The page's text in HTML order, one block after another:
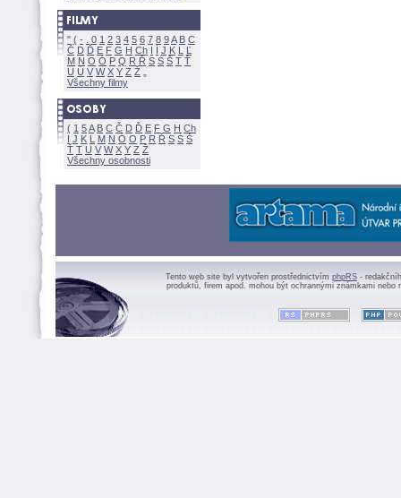
" ( - 0 1 2 3 4 5 6 7 8 9A B C
Č D Ď E F G H Ch I Í J K L
Ľ
M N O Ó P Q R Ř S Ś T Ť
U Ú V W X Y Z
Všechny filmy
( 1 5A B C Č D Ď E F G H Ch
I J K L M N Ó O P R Ř S Ś
Ť T U V W X Y Z
Všechny osobnosti
Tento web site byl vytvořen prostřednictvím phpRS -
produktů, firem apod. mohou být ochrannými známkami